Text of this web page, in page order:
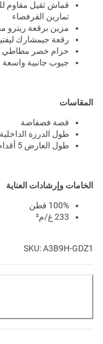
قماش ثقيل مقاوم
تمارين القرفصاء
مزين برقعة ريترو
رقعة جيمشارك
حزام خصر مطاطي
جيوب جانبية واسعة
المقاسات
قصة فضفاضة
طول الدرزة الداخلية 5 بوصة بناءً على المقاس M
طول العارض 5 أقدام و11 بوصة ويرتدي مقاس XL
الخامات وإرشادات العناية
100% قطن
233 غ/م²
SKU: A3B9H-GDZ1